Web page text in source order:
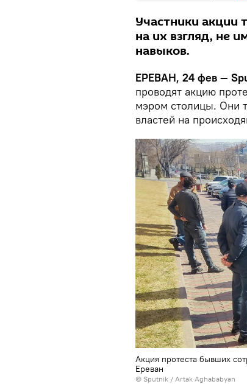
Участники акции
на их взгляд, не
навыков.
ЕРЕВАН, 24 фев —
проводят акцию
мэром столицы. Они
властей на
Акция протеста бывших
Еревaн
© Sputnik / Artak Aghababyan